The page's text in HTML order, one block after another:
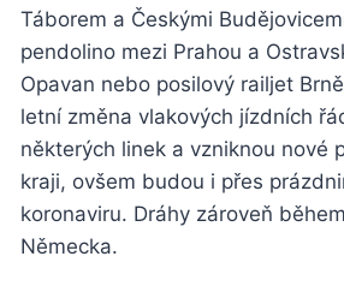
Táborem a Českými
pendolino mezi Prahou a
Opavan nebo posilový railjet
letní změna vlakových jízdních
některých linek a vzniknou nové
kraji, ovšem budou i přes
koronaviru. Dráhy zároveň
Německa.